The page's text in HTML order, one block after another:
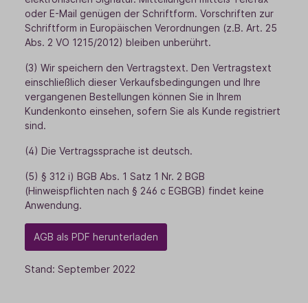
oder E-Mail genügen der Schriftform. Vorschriften zur
Schriftform in Europäischen Verordnungen (z.B. Art. 25
Abs. 2 VO 1215/2012) bleiben unberührt.
(3) Wir speichern den Vertragstext. Den Vertragstext
einschließlich dieser Verkaufsbedingungen und Ihre
vergangenen Bestellungen können Sie in Ihrem
Kundenkonto einsehen, sofern Sie als Kunde registriert
sind.
(4) Die Vertragssprache ist deutsch.
(5) § 312 i) BGB Abs. 1 Satz 1 Nr. 2 BGB
(Hinweispflichten nach § 246 c EGBGB) findet keine
Anwendung.
AGB als PDF herunterladen
Stand: September 2022